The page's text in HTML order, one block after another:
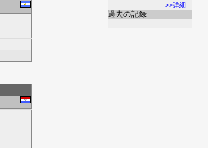
>>詳細
過去の記録